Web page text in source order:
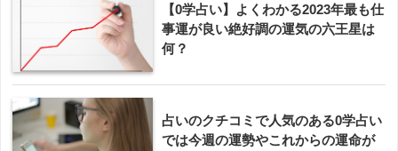
【0学占い】よくわかる2023年最も仕
事運が良い絶好調の運気の六王星は
何？
占いのクチコミで人気のある0学占い
では今週の運勢やこれからの運命が